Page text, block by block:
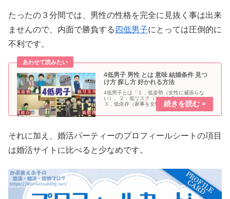
たったの３分間では、男性の性格を完全に見抜く事は出来
ませんので、内面で勝負する 四低男子にとっては圧倒的に
不利です。
4低男子 男性 とは 意味 結婚条件 見つ
け方 探し方 好かれる方法
4低男子とは「１．低姿勢（女性に威張らな
い）、２．低リスク（リストラされない）、
３．低依存（家事を女性に頼らない）、４．低
燃費（倹約家）」の男性を差します。
それに加え、婚活パーティーのプロフィールシートの項目
は婚活サイトに比べると少なめです。